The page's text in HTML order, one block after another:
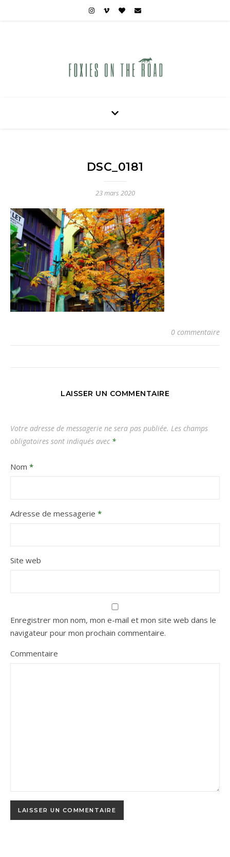
DSC_0181
23 mars 2020
0 commentaire
LAISSER UN COMMENTAIRE
Votre adresse de messagerie ne sera pas publiée. Les champs
obligatoires sont indiqués avec *
Nom *
Adresse de messagerie *
Site web
Enregistrer mon nom, mon e-mail et mon site web dans le
navigateur pour mon prochain commentaire.
Commentaire